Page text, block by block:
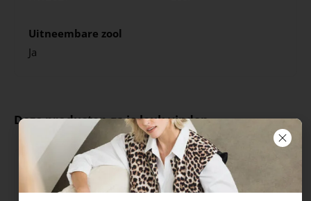
Uitneembare zool
Ja
Deze producten ga je leuk vinden